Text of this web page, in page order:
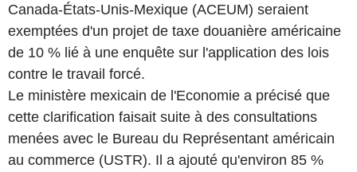
Canada-États-Unis-Mexique (ACEUM) seraient
exemptées d'un projet de taxe douanière américaine
de 10 % lié à une enquête sur l'application des lois
contre le travail forcé.
Le ministère mexicain de l'Economie a précisé que
cette clarification faisait suite à des consultations
menées avec le Bureau du Représentant américain
au commerce (USTR). Il a ajouté qu'environ 85 %